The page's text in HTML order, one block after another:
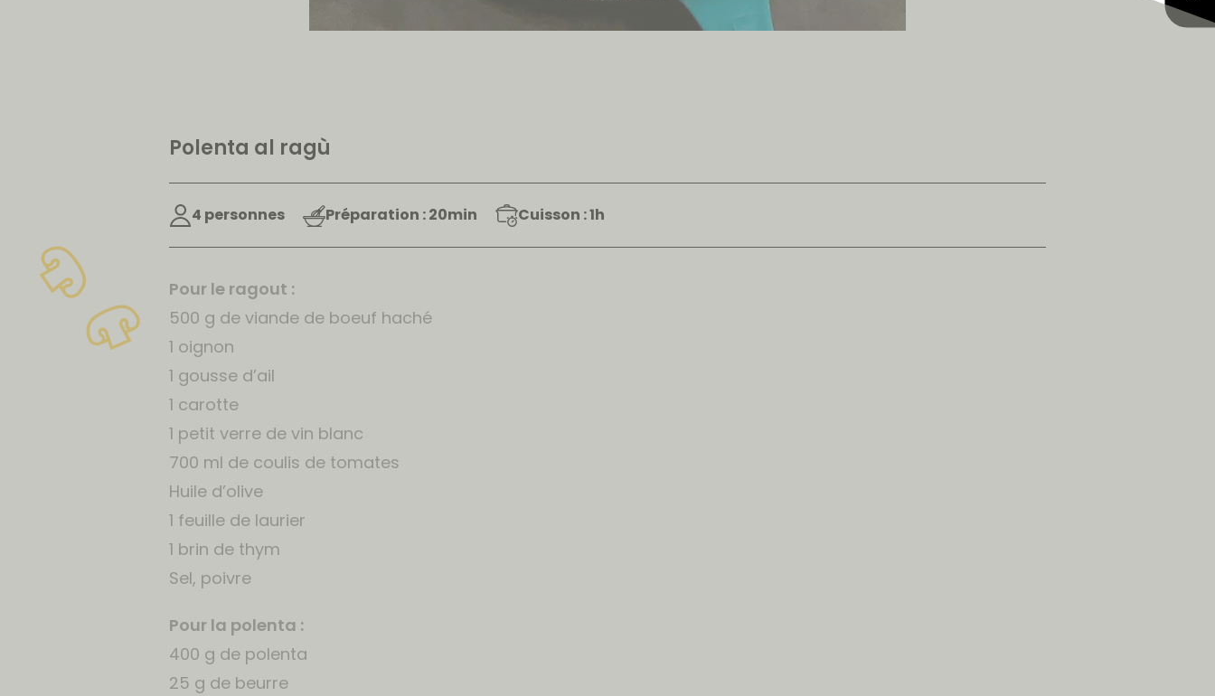
Polenta al ragù
4 personnes Préparation : 20min Cuisson : 1h
Pour le ragout :
500 g de viande de boeuf haché
1 oignon
1 gousse d’ail
1 carotte
1 petit verre de vin blanc
700 ml de coulis de tomates
Huile d’olive
1 feuille de laurier
1 brin de thym
Sel, poivre
Pour la polenta :
400 g de polenta
25 g de beurre